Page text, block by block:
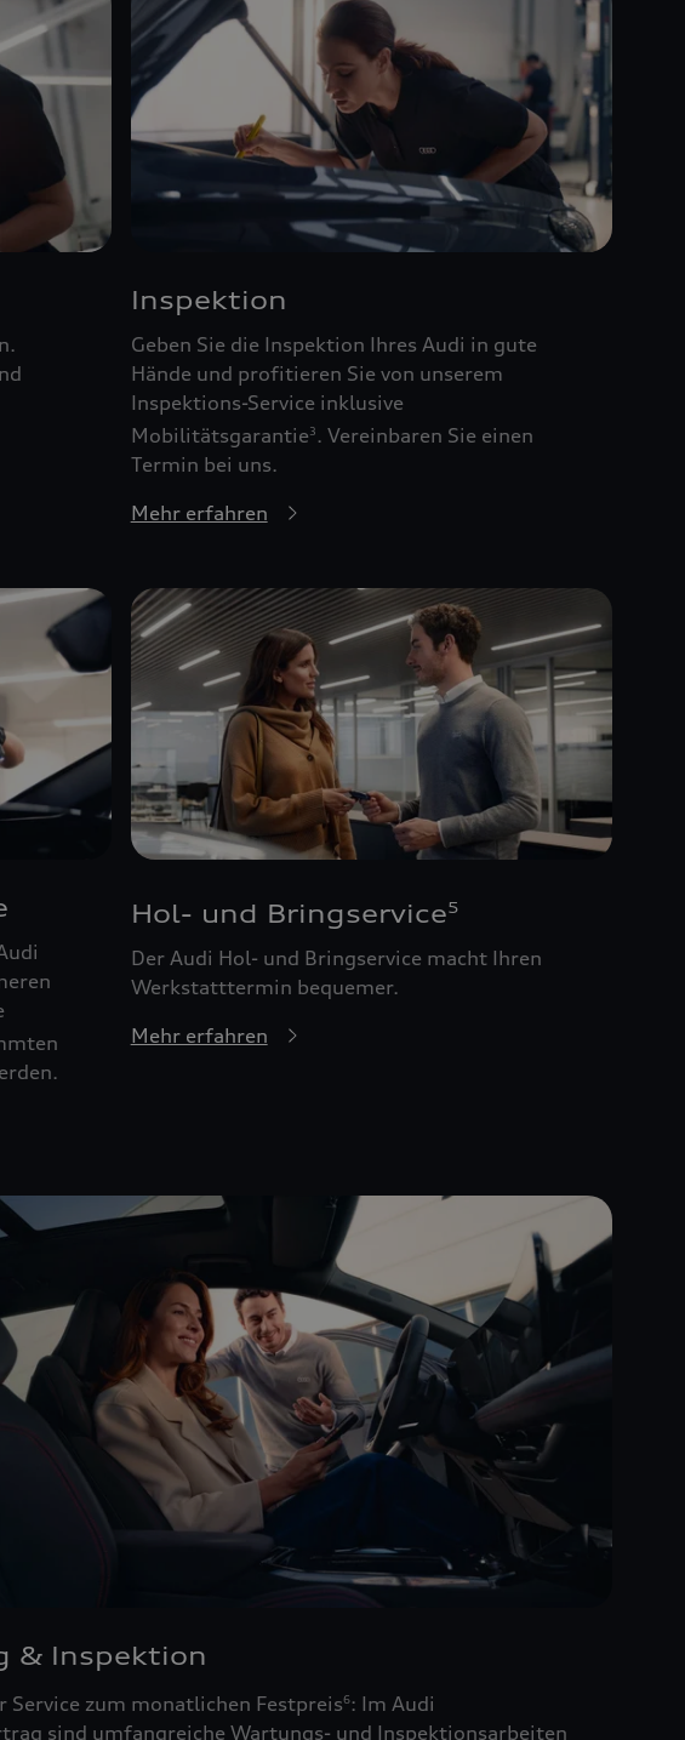
Inspektion
Geben Sie die Inspektion Ihres Audi in gute
Hände und profitieren Sie von unserem
Inspektions-Service inklusive
Mobilitätsgarantie3. Vereinbaren Sie einen
Termin bei uns.
Mehr erfahren
Hol- und Bringservice5
Der Audi Hol- und Bringservice macht Ihren
Werkstatttermin bequemer.
Mehr erfahren
& Inspektion
Service zum monatlichen Festpreis6: Im Audi
sind umfangreiche Wartungs- und Inspektionsarbeiten